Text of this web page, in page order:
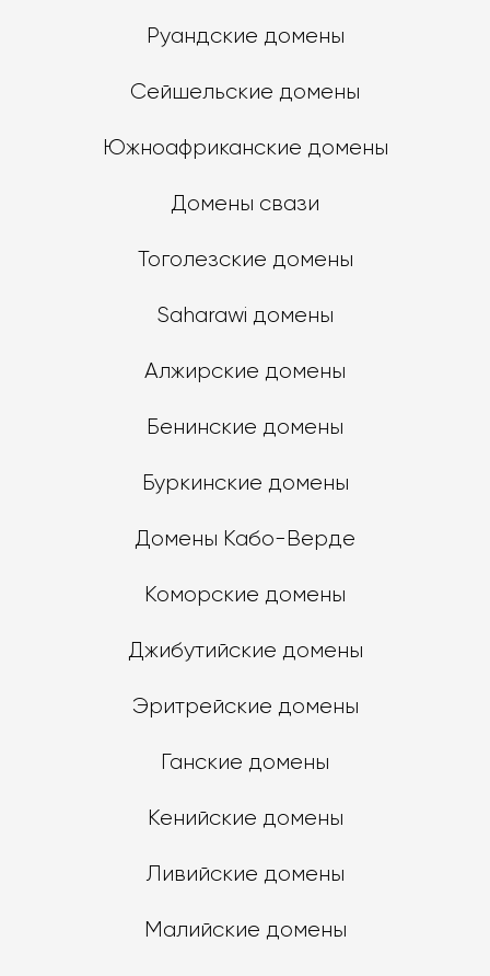
Руандские домены
Сейшельские домены
Южноафриканские домены
Домены свази
Тоголезские домены
Saharawi домены
Алжирские домены
Бенинские домены
Буркинские домены
Домены Кабо-Верде
Коморские домены
Джибутийские домены
Эритрейские домены
Ганские домены
Кенийские домены
Ливийские домены
Малийские домены